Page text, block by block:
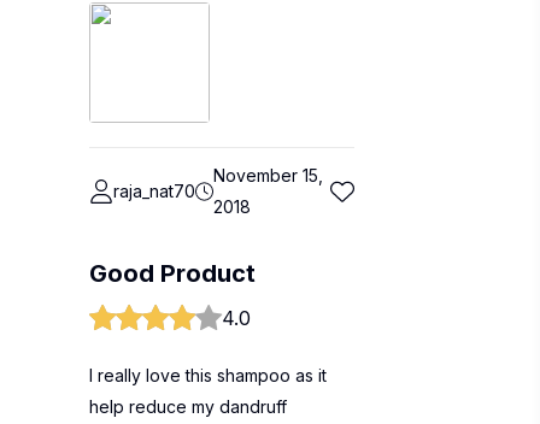
raja_nat70
November 15,
2018
Good Product
4.0
I really love this shampoo as it
help reduce my dandruff